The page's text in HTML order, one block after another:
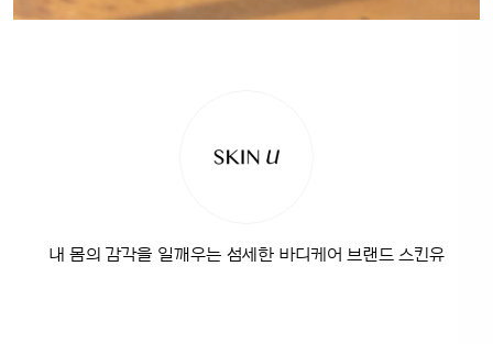
내 몸의 감각을 일깨우는 섬세한 바디케어 브랜드 스킨유